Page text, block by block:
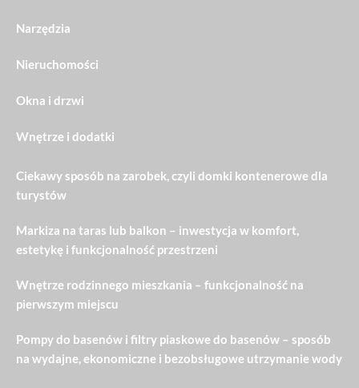
Narzędzia
Nieruchomości
Okna i drzwi
Wnętrze i dodatki
Ciekawy sposób na zarobek, czyli domki kontenerowe dla
turystów
Markiza na taras lub balkon – inwestycja w komfort,
estetykę i funkcjonalność przestrzeni
Wnętrze rodzinnego mieszkania – funkcjonalność na
pierwszym miejscu
Pompy do basenów i filtry piaskowe do basenów – sposób
na wydajne, ekonomiczne i bezobsługowe utrzymanie wody